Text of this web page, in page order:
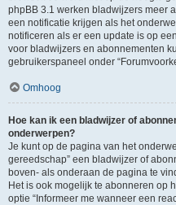
phpBB 3.1 werken bladwijzers meer
een notificatie krijgen als het
notificeren als er een update is op
voor bladwijzers en abonnementen
gebruikerspaneel onder
Omhoog
Hoe kan ik een bladwijzer of
onderwerpen?
Je kunt op de pagina van het
gereedschap” een bladwijzer of
boven- als onderaan de pagina te
Het is ook mogelijk te abonneren op
optie “Informeer me wanneer een